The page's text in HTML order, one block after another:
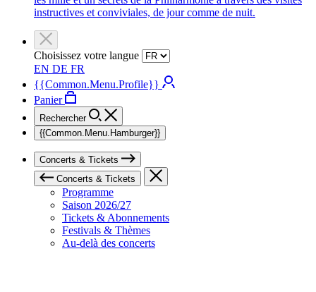
instructives et conviviales, de jour comme de nuit.
Choisissez votre langue
EN DE FR
{{Common.Menu.Profile}}
Panier
Rechercher
{{Common.Menu.Hamburger}}
Concerts & Tickets
Concerts & Tickets
Programme
Saison 2026/27
Tickets & Abonnements
Festivals & Thèmes
Au-delà des concerts